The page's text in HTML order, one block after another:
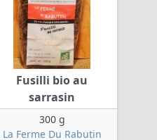
Fusilli bio au
sarrasin
300 g
La Ferme Du Rabutin